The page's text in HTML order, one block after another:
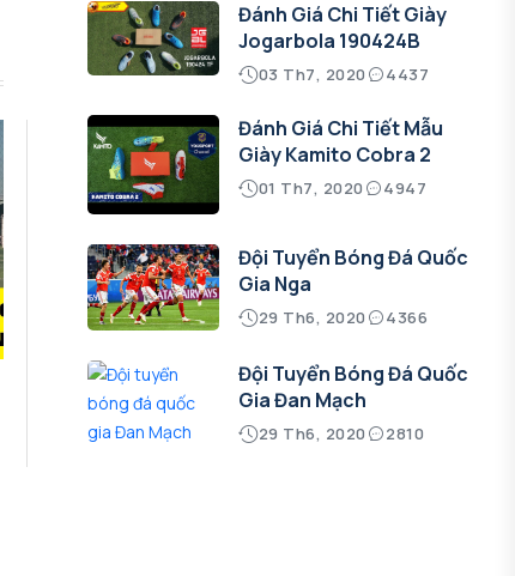
Đánh Giá Chi Tiết Giày
Jogarbola 190424B
03 Th7, 2020 4437
Đánh Giá Chi Tiết Mẫu
Giày Kamito Cobra 2
01 Th7, 2020 4947
Đội Tuyển Bóng Đá Quốc
Gia Nga
29 Th6, 2020 4366
Đội Tuyển Bóng Đá Quốc
Gia Đan Mạch
29 Th6, 2020 2810